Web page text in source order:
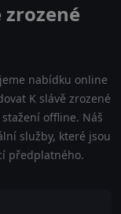
zrozené
nabídku online
K slávě zrozené
offline. Náš
služby, které jsou
předplatného.